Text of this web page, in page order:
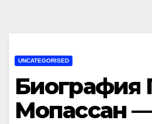
UNCATEGORISED
Биография
Мопассан —